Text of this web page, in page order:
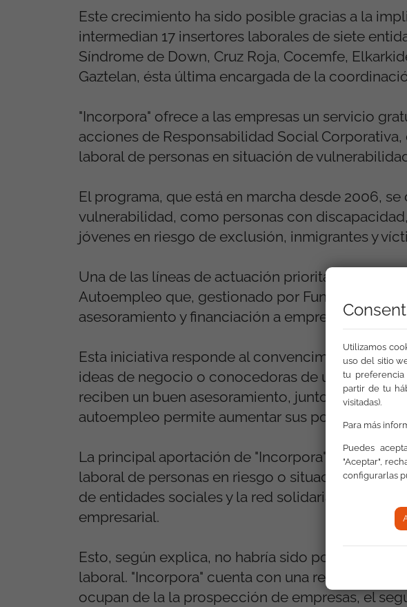
Este crecimiento ha sido posible gracias a la
intermedian 17 insertores laborales de siete
Síndrome de Down, Cruz Roja, Cocemfe,
Gaztelan, ésta última encargada de la
"Incorpora" ofrece a las empresas un servicio
acciones de Responsabilidad Social
laboral de personas en situación de
El programa, que está en marcha desde 2006,
vulnerabilidad, como personas con
jóvenes en riesgo de exclusión, inmigrantes y
Una de las líneas de actuación prioritarias de
Autoempleo que, gestionado por Fundación
asesoramiento y financiación a emprendedores
Esta iniciativa responde al convencimiento de
ideas de negocio o conocedoras de una
reciben un buen asesoramiento, junto con la
autoempleo permite aumentar sus posibilidades
La principal aportación de "Incorpora" es que
laboral de personas en riesgo o situación de
de entidades sociales y la red solidaria de
empresarial.
Esto, según explica, no habría sido posible sin
laboral. "Incorpora" cuenta con una red de 17
ocupan de la la prospección de empresas, el
Utilizamos
uso del sitio
tu
partir de tu
visitadas).
Para más
Puedes
"Aceptar",
configurarlas